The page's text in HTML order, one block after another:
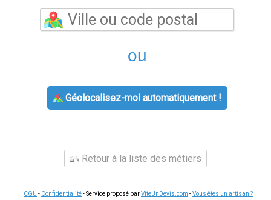
ou
Géolocalisez-moi automatiquement !
Retour à la liste des métiers
CGU - Confidentialité- Service proposé parViteUnDevis.com -Vous êtes un artisan ?